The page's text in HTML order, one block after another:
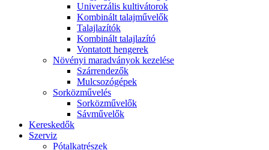
Univerzális kultivátorok
Kombinált talajművelők
Talajlazítók
Kombinált talajlazító
Vontatott hengerek
Növényi maradványok kezelése
Szárrendezők
Mulcsozógépek
Sorközművelés
Sorközművelők
Sávművelők
Kereskedők
Szerviz
Pótalkatrészek